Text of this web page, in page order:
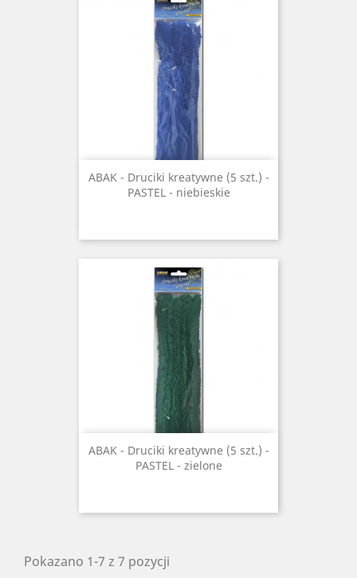
ABAK - Druciki kreatywne (5 szt.) -
PASTEL - niebieskie
ABAK - Druciki kreatywne (5 szt.) -
PASTEL - zielone
Pokazano 1-7 z 7 pozycji